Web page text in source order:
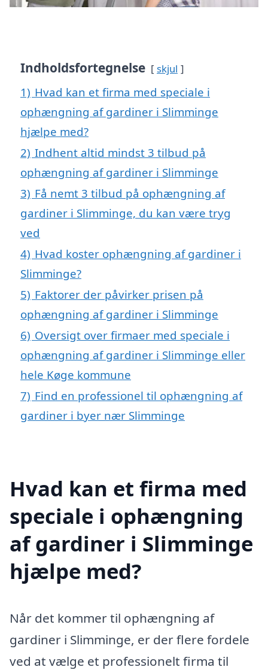
Indholdsfortegnelse skjul
1) Hvad kan et firma med speciale i
ophængning af gardiner i Slimminge
hjælpe med?
2) Indhent altid mindst 3 tilbud på
ophængning af gardiner i Slimminge
3) Få nemt 3 tilbud på ophængning af
gardiner i Slimminge, du kan være tryg
ved
4) Hvad koster ophængning af gardiner i
Slimminge?
5) Faktorer der påvirker prisen på
ophængning af gardiner i Slimminge
6) Oversigt over firmaer med speciale i
ophængning af gardiner i Slimminge eller
hele Køge kommune
7) Find en professionel til ophængning af
gardiner i byer nær Slimminge
Hvad kan et firma med
speciale i ophængning
af gardiner i Slimminge
hjælpe med?
Når det kommer til ophængning af
gardiner i Slimminge, er der flere fordele
ved at vælge et professionelt firma til